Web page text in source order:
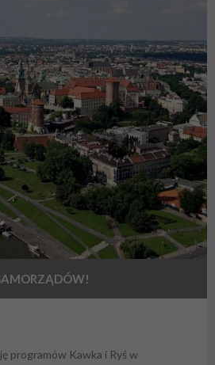
programów Kawka i Ryś w